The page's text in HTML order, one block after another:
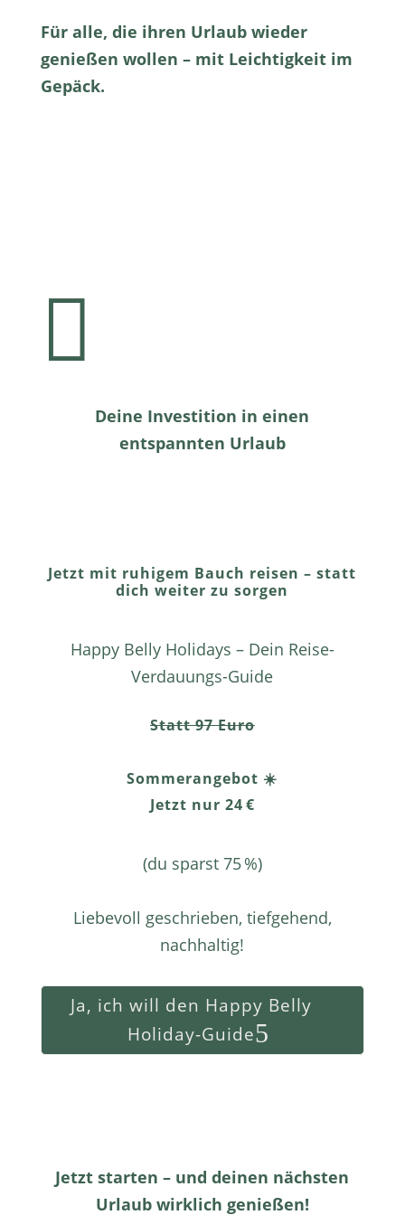
Für alle, die ihren Urlaub wieder
genießen wollen – mit Leichtigkeit im
Gepäck.

Deine Investition in einen
entspannten Urlaub
Jetzt mit ruhigem Bauch reisen – statt
dich weiter zu sorgen
Happy Belly Holidays – Dein Reise-
Verdauungs-Guide
Statt 97 Euro
Sommerangebot ☀️
Jetzt nur 24 €
(du sparst 75 %)
Liebevoll geschrieben, tiefgehend,
nachhaltig!
Ja, ich will den Happy Belly
Holiday-Guide
Jetzt starten – und deinen nächsten
Urlaub wirklich genießen!